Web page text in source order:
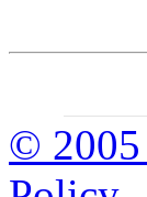
© 2005